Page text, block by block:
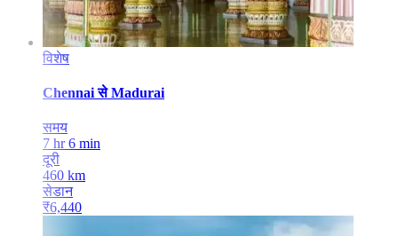
विशेष
Chennai से Madurai
समय
7 hr 6 min
दूरी
460 km
सेडान
₹6,440